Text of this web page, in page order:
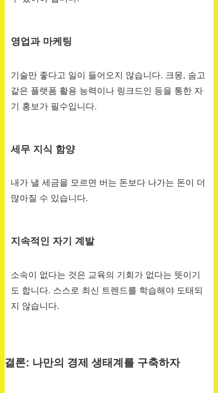
영업과 마케팅
기술만 좋다고 일이 들어오지 않습니다. 크몽, 숨고
같은 플랫폼 활용 능력이나 링크드인 등을 통한 자
기 홍보가 필수입니다.
세무 지식 함양
내가 낼 세금을 모르면 버는 돈보다 나가는 돈이 더
많아질 수 있습니다.
지속적인 자기 계발
소속이 없다는 것은 교육의 기회가 없다는 뜻이기
도 합니다. 스스로 최신 트렌드를 학습해야 도태되
지 않습니다.
결론: 나만의 경제 생태계를 구축하자